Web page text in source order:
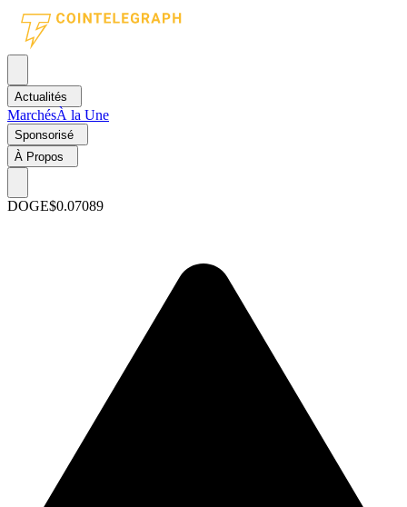
Actualités
MarchésÀ la Une
Sponsorisé
À Propos
DOGE$0.07089